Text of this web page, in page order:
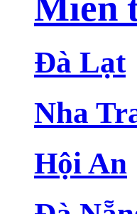
Đà Lạt
Nha
Hội An